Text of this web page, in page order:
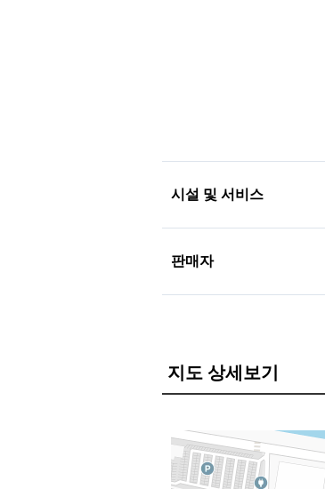
시설 및 서비스
판매자
지도 상세보기